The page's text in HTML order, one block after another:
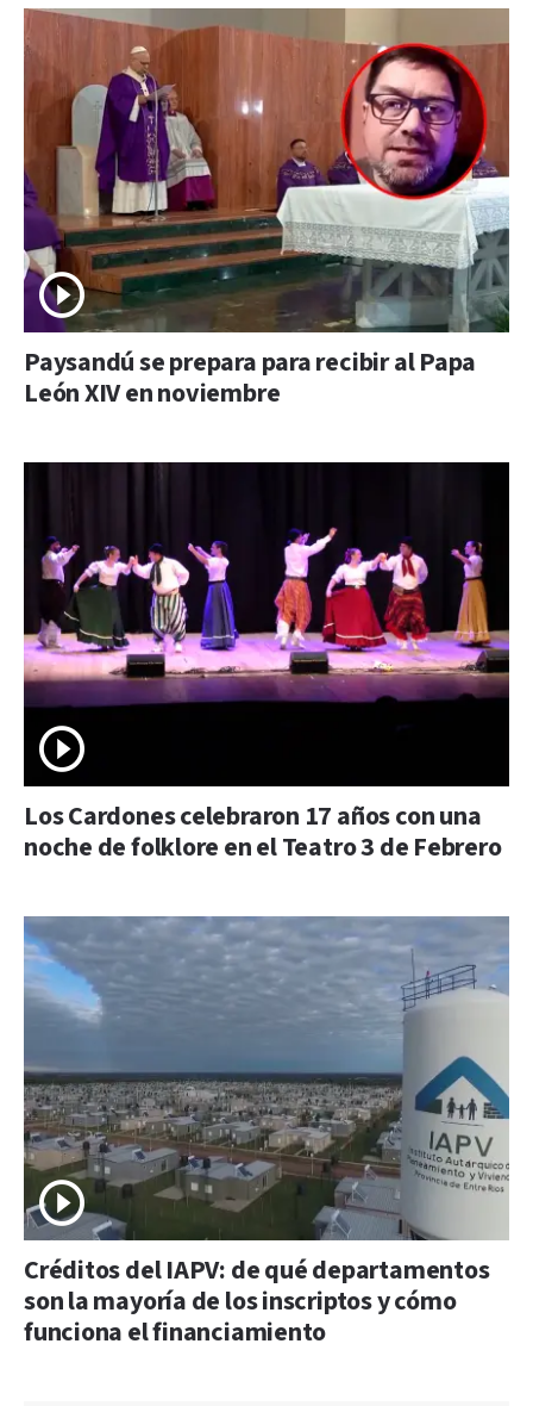
Paysandú se prepara para recibir al Papa
León XIV en noviembre
Los Cardones celebraron 17 años con una
noche de folklore en el Teatro 3 de Febrero
Créditos del IAPV: de qué departamentos
son la mayoría de los inscriptos y cómo
funciona el financiamiento